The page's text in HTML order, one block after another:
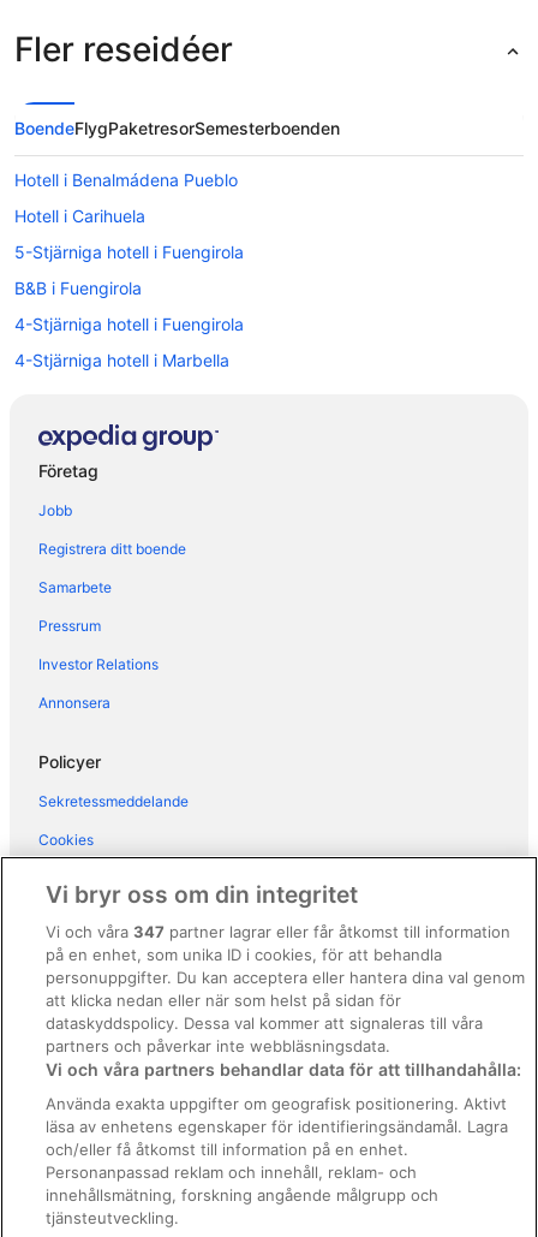
Fler reseidéer
BoendeFlygPaketresorSemesterboenden
Hotell i Benalmádena Pueblo
Hotell i Carihuela
5-Stjärniga hotell i Fuengirola
B&B i Fuengirola
4-Stjärniga hotell i Fuengirola
4-Stjärniga hotell i Marbella
Hotell i Alhaurin el Grande
Hotell i Arroyo de la Miel
Hotell i Benalmádena Costa
Hotell i Benalmádena
Hotell i Mijas Pueblo
Hotell i Mijas
Lägenheter i La Cala de Mijas
Hotell i närheten av La Cala Golf
B&B i Mijas Pueblo
Vandrarhem i Mijas Pueblo
Husvagnscampingar i Mijas Pueblo
Villor i Mijas Pueblo
Villor i Mijas
Hotell i Torreblanca
Pensionat i Torremolinos
Vandrarhem i Torremolinos
Lägenhetshotell i Torremolinos
Företag
Jobb
Registrera ditt boende
Samarbete
Pressrum
Investor Relations
Annonsera
Policyer
Sekretessmeddelande
Cookies
Regler och villkor för Vrbo
Tillgänglighetsanpassning
Juridisk information/Kontakta oss
Riktlinjer för innehåll och anmäla innehåll
Hjälp
Kontakta oss
Avboka eller ändra din bokning
Vi bryr oss om din integritet
Vi och våra347 partner lagrar eller får åtkomst till information
på en enhet, som unika ID i cookies, för att behandla
personuppgifter. Du kan acceptera eller hantera dina val genom
att klicka nedan eller när som helst på sidan för
dataskyddspolicy. Dessa val kommer att signaleras till våra
partners och påverkar inte webbläsningsdata.
Vi och våra partners behandlar data för att tillhandahålla:
Använda exakta uppgifter om geografisk positionering. Aktivt
läsa av enhetens egenskaper för identifieringsändamål. Lagra
och/eller få åtkomst till information på en enhet.
Personanpassad reklam och innehåll, reklam- och
innehållsmätning, forskning angående målgrupp och
tjänsteutveckling.